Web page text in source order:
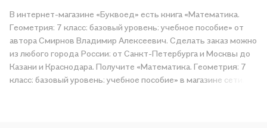
В интернет-магазине «Буквоед» есть книга «Математика.
Геометрия: 7 класс: базовый уровень: учебное пособие» от
автора Смирнов Владимир Алексеевич. Сделать заказ можно
из любого города России: от Санкт-Петербурга и Москвы до
Казани и Краснодара. Получите «Математика. Геометрия: 7
класс: базовый уровень: учебное пособие» в магазине сети